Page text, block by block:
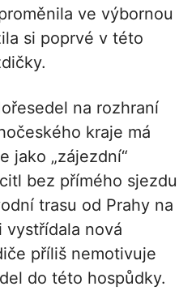
ve výbornou
si poprvé v této
na rozhraní
kraje má
jako „zájezdní“
bez přímého sjezdu
trasu od Prahy na
nová
příliš nemotivuje
do této hospůdky.